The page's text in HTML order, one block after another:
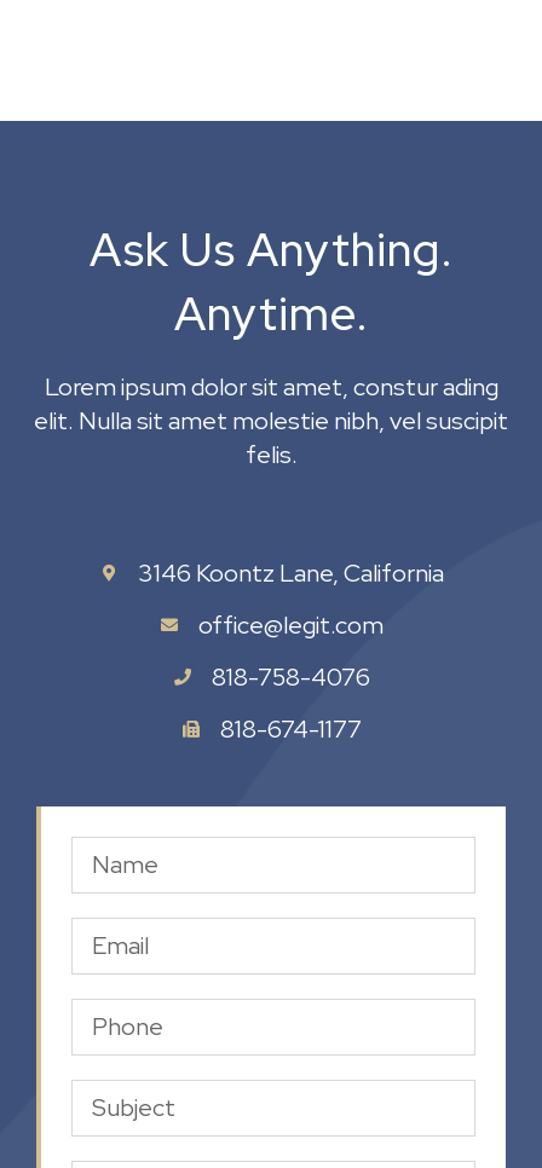
Ask Us Anything.
Anytime.
Lorem ipsum dolor sit amet, constur ading
elit. Nulla sit amet molestie nibh, vel suscipit
felis.
3146 Koontz Lane, California
office@legit.com
818-758-4076
818-674-1177